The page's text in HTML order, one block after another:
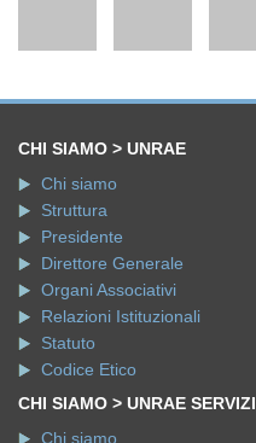
CHI SIAMO > UNRAE
Chi siamo
Struttura
Presidente
Direttore Generale
Organi Associativi
Relazioni Istituzionali
Statuto
Codice Etico
CHI SIAMO > UNRAE SERVIZI
Chi siamo